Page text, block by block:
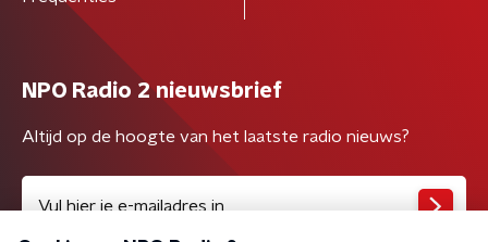
NPO Radio 2 nieuwsbrief
Altijd op de hoogte van het laatste radio nieuws?